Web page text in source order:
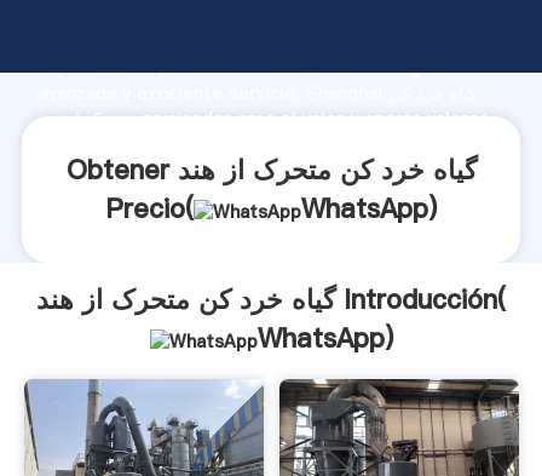
capacidad de producción, fuerza de investigación
متحرک از هند proveedor crea el valor y aporta valores
Obtener گیاه خرد کن متحرک از هند
Precio(
WhatsApp)
گیاه خرد کن متحرک از هند Introducción(
WhatsApp)